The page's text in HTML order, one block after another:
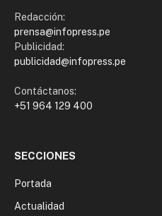
Redacción:
prensa@infopress.pe
Publicidad:
publicidad@infopress.pe
Contáctanos:
+51 964 129 400
SECCIONES
Portada
Actualidad